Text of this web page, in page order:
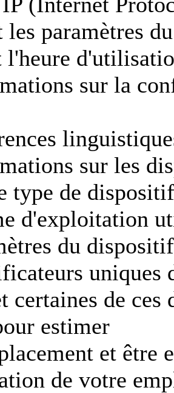
les paramètres
l'heure
sur la
sur les
type de dispositif
d'exploitation
du dispositif
uniques
certaines de
estimer
et être
de votre